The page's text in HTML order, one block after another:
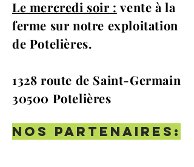
Le mercredi soir : vente à la
ferme sur notre exploitation
de Potelières.
1328 route de Saint-Germain
30500 Potelières
NOS partenaires: